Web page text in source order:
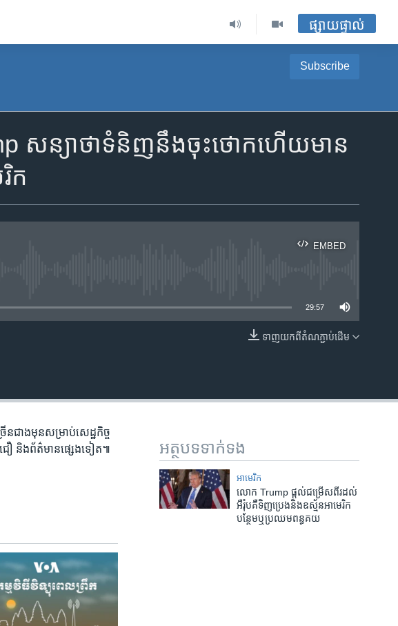
ផ្សាយផ្ទាល់
Subscribe
សន្យា​ថា​ទំនិញ​នឹង​ចុះ​ថោក​ហើយ​មាន​
ក
EMBED
EMBED
29:57
ទាញ​យក​ពី​តំណភ្ជាប់​ដើម
ជាង​មុន​សម្រាប់​សេដ្ឋកិច្ច​
ជឿ​ និង​ព័ត៌មាន​ផ្សេងទៀត៕
អត្ថបទ​ទាក់ទង
អាមេរិក​
លោក Trump ផ្តល់​ជម្រើស​ពីរ​ដល់​
អឺរ៉ុប​គឺ​ទិញ​ប្រេង​និង​ឧស្ម័ន​អាមេរិក​
បន្ថែម​ឬ​ប្រឈម​ពន្ធគយ